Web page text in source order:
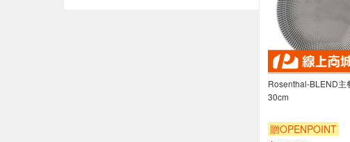
Rosenthal-BLEND主
30cm
贈OPENPOINT